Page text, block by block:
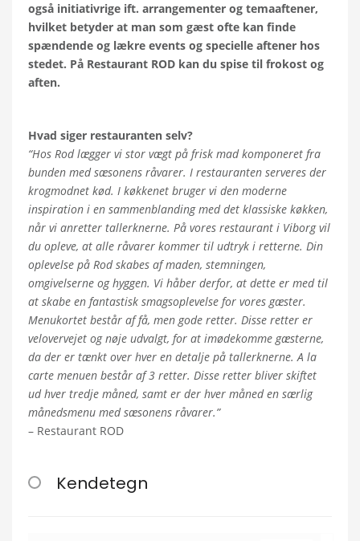
også initiativrige ift. arrangementer og temaaftener,
hvilket betyder at man som gæst ofte kan finde
spændende og lækre events og specielle aftener hos
stedet. På Restaurant ROD kan du spise til frokost og
aften.
Hvad siger restauranten selv?
“Hos Rod lægger vi stor vægt på frisk mad komponeret fra
bunden med sæsonens råvarer. I restauranten serveres der
krogmodnet kød. I køkkenet bruger vi den moderne
inspiration i en sammenblanding med det klassiske køkken,
når vi anretter tallerknerne. På vores restaurant i Viborg vil
du opleve, at alle råvarer kommer til udtryk i retterne. Din
oplevelse på Rod skabes af maden, stemningen,
omgivelserne og hyggen. Vi håber derfor, at dette er med til
at skabe en fantastisk smagsoplevelse for vores gæster.
Menukortet består af få, men gode retter. Disse retter er
velovervejet og nøje udvalgt, for at imødekomme gæsterne,
da der er tænkt over hver en detalje på tallerknerne. A la
carte menuen består af 3 retter. Disse retter bliver skiftet
ud hver tredje måned, samt er der hver måned en særlig
månedsmenu med sæsonens råvarer.”
– Restaurant ROD
Kendetegn